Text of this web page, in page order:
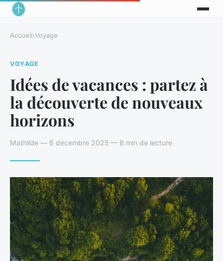
Accueil›Voyage
VOYAGE
Idées de vacances : partez à
la découverte de nouveaux
horizons
Mathilde — 6 décembre 2025 — 8 min de lecture